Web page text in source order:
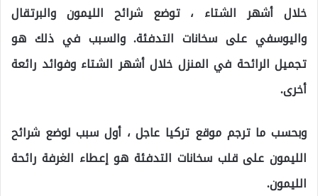
خلال أشهر الشتاء ، توضع شرائح الليمون والبرتقال
واليوسفي على سخانات التدفئة. والسبب في ذلك هو
تجميل الرائحة في المنزل خلال أشهر الشتاء وفوائد رائعة
أخرى.
وبحسب ما ترجم موقع تركيا عاجل ، أول سبب لوضع شرائح
الليمون على قلب سخانات التدفئة هو إعطاء الغرفة رائحة
الليمون.